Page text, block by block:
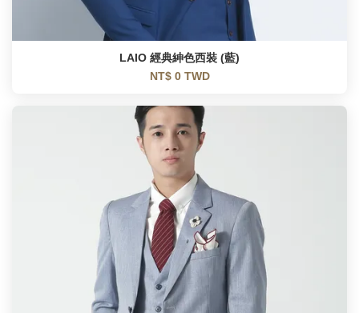
LAIO 經典紳色西裝 (藍)
NT$ 0 TWD